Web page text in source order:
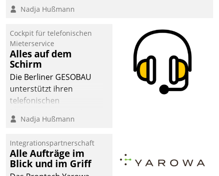
Nadja Hußmann
Cockpit für telefonischen
Mieterservice
Alles auf dem
Schirm
Die Berliner GESOBAU
unterstützt ihren
telefonischen
digitalen Cockpit, das
passende Fragen und
Schlagworte auswirft.
Eine intuitive
Nadja Hußmann
Integrationspartnerschaft
Alle Aufträge im
Blick und im Griff